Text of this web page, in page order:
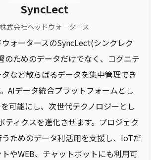
SyncLect
株式会社ヘッドウォータース
ォータースのSyncLect(シンクレク
のためのデータだけでなく、コグニテ
など散らばるデータを集中管理でき
AIデータ統合プラットフォームとし
可能にし、次世代テクノロジーとし
ティクスを進化させます。プロジェク
うためのデータ利活用を支援し、IoTだ
やWEB、チャットボットにも利用可